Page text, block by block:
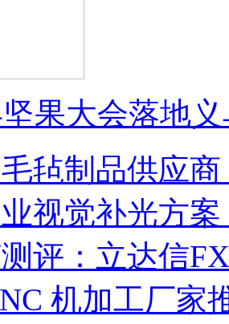
果大会落地
毡制品供应
视觉补光方
评：立达信
机加工厂家